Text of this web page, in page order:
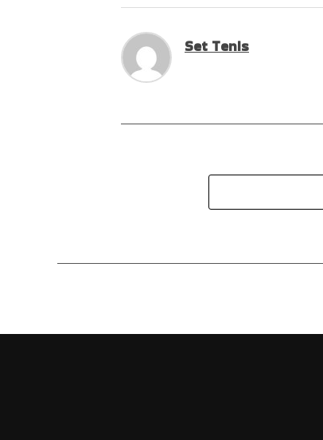
Set Tenis